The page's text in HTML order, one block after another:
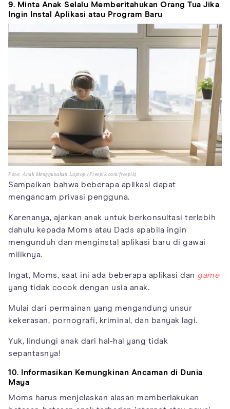
9. Minta Anak Selalu Memberitahukan Orang Tua Jika
Ingin Instal Aplikasi atau Program Baru
Foto: Anak Menggunakan Laptop (Freepik.com/freepik)
Sampaikan bahwa beberapa aplikasi dapat
mengancam privasi pengguna.
Karenanya, ajarkan anak untuk berkonsultasi terlebih
dahulu kepada Moms atau Dads apabila ingin
mengunduh dan menginstal aplikasi baru di gawai
miliknya.
Ingat, Moms, saat ini ada beberapa aplikasi dan game
yang tidak cocok dengan usia anak.
Mulai dari permainan yang mengandung unsur
kekerasan, pornografi, kriminal, dan banyak lagi.
Yuk, lindungi anak dari hal-hal yang tidak
sepantasnya!
10. Informasikan Kemungkinan Ancaman di Dunia
Maya
Moms harus menjelaskan alasan memberlakukan